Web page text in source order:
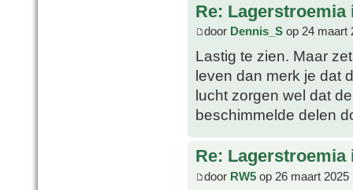
Re:
door Dennis_S op 24 maart
Lastig te zien. Maar
leven dan merk je dat
lucht zorgen wel dat
beschimmelde delen
Re:
door RW5 op 26 maart 2025